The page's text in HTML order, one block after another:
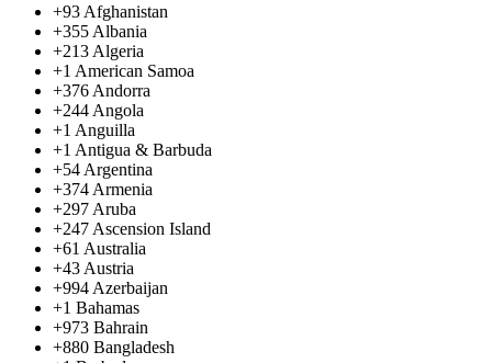
+93 Afghanistan
+355 Albania
+213 Algeria
+1 American Samoa
+376 Andorra
+244 Angola
+1 Anguilla
+1 Antigua & Barbuda
+54 Argentina
+374 Armenia
+297 Aruba
+247 Ascension Island
+61 Australia
+43 Austria
+994 Azerbaijan
+1 Bahamas
+973 Bahrain
+880 Bangladesh